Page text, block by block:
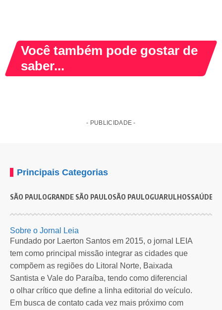
Você também pode gostar de
saber...
SÃO PAULO
Prefeitura de SP realiza mutirão de emprego para
público LGBTI+
Ação ocorre nos dias 13 e 18 de novembro, com mais de…
Por Redação Leia SP9 meses atrás
- PUBLICIDADE -
Principais Categorias
SÃO PAULOGRANDE SÃO PAULOSÃO PAULOGUARULHOSSAÚDE
Sobre o Jornal Leia
Fundado por Laerton Santos em 2015, o jornal LEIA
tem como principal missão integrar as cidades que
compõem as regiões do Litoral Norte, Baixada
Santista e Vale do Paraíba, tendo como diferencial
o olhar crítico que define a linha editorial do veículo.
Em busca de contato cada vez mais próximo com